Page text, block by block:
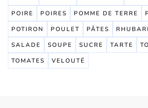
POIRE
POIRES POMME DE TERRE
POTIRON
POULET PÂTES
SALADE
SOUPE SUCRE TARTE
TOMATES
VELOUTÉ